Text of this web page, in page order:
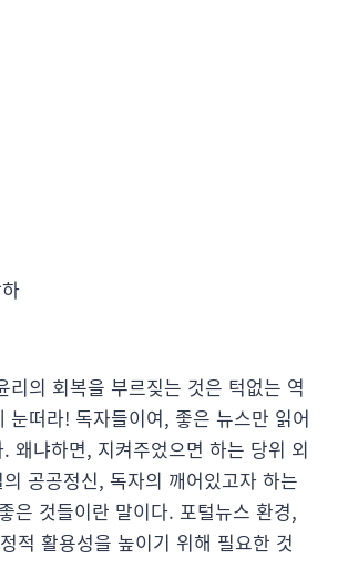
의 회복을 부르짖는 것은 턱없는 역
떠라! 독자들이여, 좋은 뉴스만 읽어
왜냐하면, 지켜주었으면 하는 당위 외
공공정신, 독자의 깨어있고자 하는
은 것들이란 말이다. 포털뉴스 환경,
적 활용성을 높이기 위해 필요한 것